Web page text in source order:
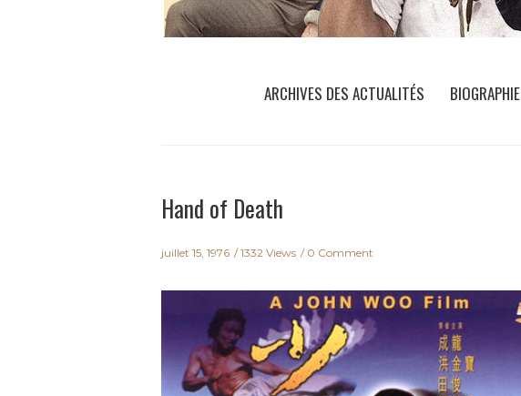
ARCHIVES DES ACTUALITÉS BIOGRAPHIE
Hand of Death
juillet 15, 1976 1332 Views 0 Comment